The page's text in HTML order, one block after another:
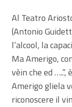
Al Teatro
(Antonio
l’alcool, la
Ma Amerigo,
vèin che ed
Amerigo gliela
riconoscere il